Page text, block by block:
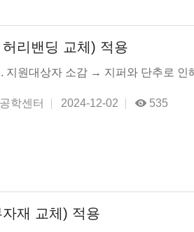
리밴딩 교체) 적용
지원대상자 소감 → 지퍼와 단추로 인
학센터 2024-12-02 535
재 교체) 적용